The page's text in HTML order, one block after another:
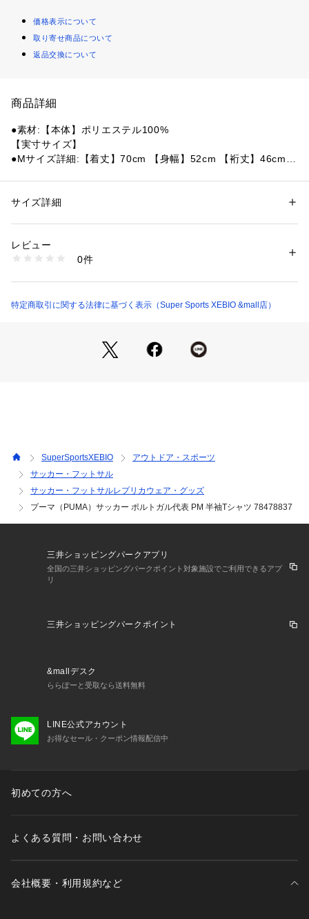
価格表示について
取り寄せ商品について
返品交換について
商品詳細
●素材:【本体】ポリエステル100%
【実寸サイズ】
●Mサイズ詳細:【着丈】70cm 【身幅】52cm 【裄丈】46cm
●ベトナム製
す。
●スリムフィット
※弊社独自の採寸・計量方法により計測を行っておりますた
とにパターン(柄)が異なる場合がございます。
そのため、掲載画像とはパターンの位置や内容が異なるものが
予告なく変更することがあります。あらかじめご了承くださ
い。2026年秋冬モデル 2026fwmodel プーマ PUMA スーパー
スポーツゼビオ ゼビオ Super Sports XEBIO サッカー soccer
フットボール サッカーウエア ウェア ファンアイテム レプリカ
ル 試合観戦 観戦 応援 応援グッズ 78478837 26scab
性別：レディース
ー・フットサルレプリカウェア・グッズ
1540000476709
サイズ詳細
レビュー
0件
特定商取引に関する法律に基づく表示（Super Sports XEBIO &mall店）
SuperSportsXEBIO
アウトドア・スポーツ
サッカー・フットサル
サッカー・フットサルレプリカウェア・グッズ
プーマ（PUMA）サッカー ポルトガル代表 PM 半袖Tシャツ 78478837
三井ショッピングパークアプリ
全国の三井ショッピングパークポイント対象施設でご利用できるアプ
リ
三井ショッピングパークポイント
&mallデスク
ららぽーと受取なら送料無料
LINE公式アカウント
お得なセール・クーポン情報配信中
初めての方へ
よくある質問・お問い合わせ
会社概要・利用規約など